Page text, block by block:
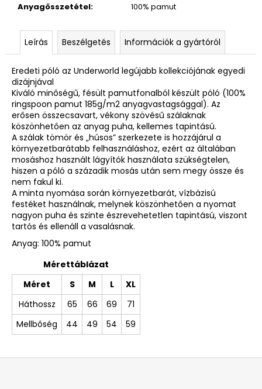
Anyagösszetétel: 100% pamut
Leírás Beszélgetés Információk a gyártóról
Eredeti póló az Underworld legújabb kollekciójának egyedi
dizájnjával
Kiváló minőségű, fésült pamutfonalból készült póló (100%
ringspoon pamut 185g/m2 anyagvastagsággal). Az
erősen összecsavart, vékony szövésű szálaknak
köszönhetően az anyag puha, kellemes tapintású.
A szálak tömör és „húsos” szerkezete is hozzájárul a
környezetbarátabb felhasználáshoz, ezért az általában
mosáshoz használt lágyítók használata szükségtelen,
hiszen a póló a századik mosás után sem megy össze és
nem fakul ki.
A minta nyomása során környezetbarát, vízbázisú
festéket használnak, melynek köszönhetően a nyomat
nagyon puha és szinte észrevehetetlen tapintású, viszont
tartós és ellenáll a vasalásnak.
Anyag: 100% pamut
Mérettáblázat
Méret
S M L
XL
Háthossz
65 66 69
71
Mellbőség
44 49 54 59
L